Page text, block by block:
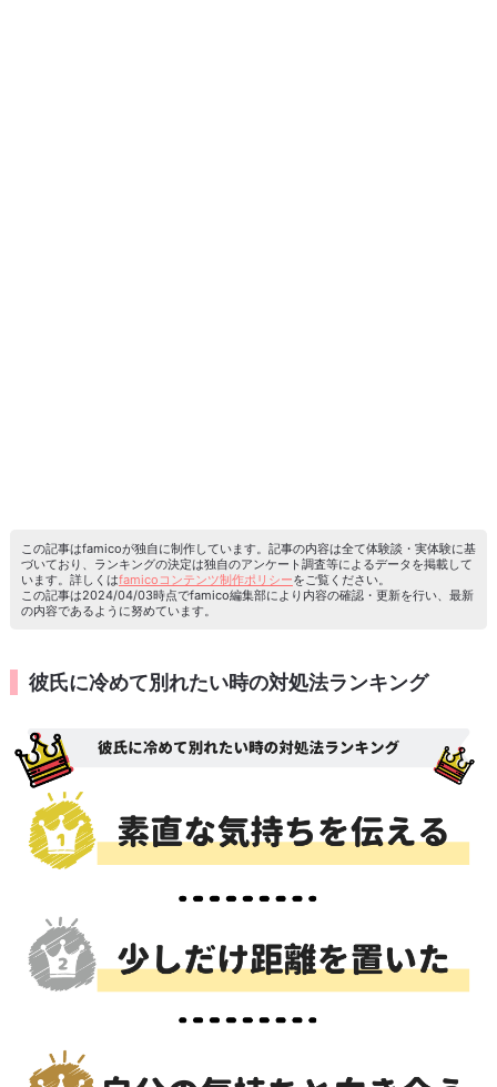
この記事はfamicoが独自に制作しています。記事の内容は全て体験談・実体験に基
づいており、ランキングの決定は独自のアンケート調査等によるデータを掲載して
います。詳しくはfamicoコンテンツ制作ポリシーをご覧ください。
この記事は2024/04/03時点でfamico編集部により内容の確認・更新を行い、最新
の内容であるように努めています。
彼氏に冷めて別れたい時の対処法ランキング